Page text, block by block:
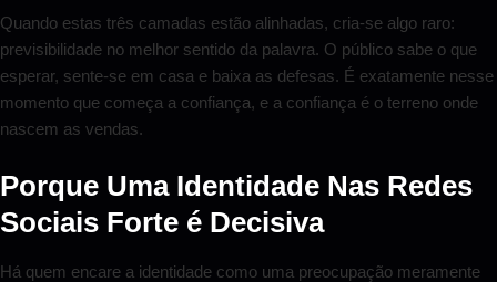
Quando estas três camadas estão alinhadas, cria-se algo raro:
previsibilidade no melhor sentido da palavra. O público sabe o que
esperar, sente-se em casa e baixa as defesas. É exatamente nesse
momento que começa a confiança, e a confiança é o terreno onde
nascem as vendas.
Porque Uma Identidade Nas Redes
Sociais Forte é Decisiva
Há quem encare a identidade como uma preocupação meramente